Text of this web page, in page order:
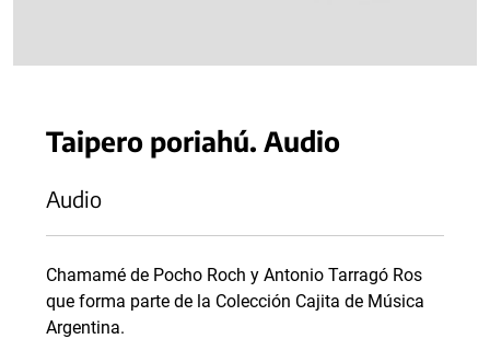
Taipero poriahú. Audio
Audio
Chamamé de Pocho Roch y Antonio Tarragó Ros
que forma parte de la Colección Cajita de Música
Argentina.